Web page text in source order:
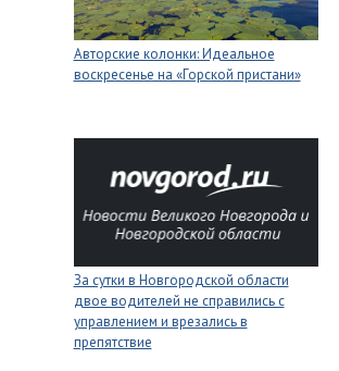
Авторские колонки: Идеальное
воскресенье на «Горской пристани»
За сутки в Новгородской области
двое водителей не справились с
управлением и врезались в
препятствие